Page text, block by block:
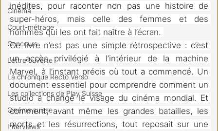
Cinéma
Court-métrage
Concours
Lettre ouverte
La chronique Recto Verso
Les collections de Play Suisse
Cinéma suisse
Interviews
inédites, pour raconter non pas une histoire de
super-héros, mais celle des femmes et des
hommes qui les ont fait naître à l’écran.
Ce livre n’est pas une simple rétrospective : c’est
un accès privilégié à l’intérieur de la machine
Marvel, à l’instant précis où tout a commencé. Un
document essentiel pour comprendre comment un
studio a changé le visage du cinéma mondial. Et
comment, avant même les grandes batailles, les
morts et les résurrections, tout reposait sur une